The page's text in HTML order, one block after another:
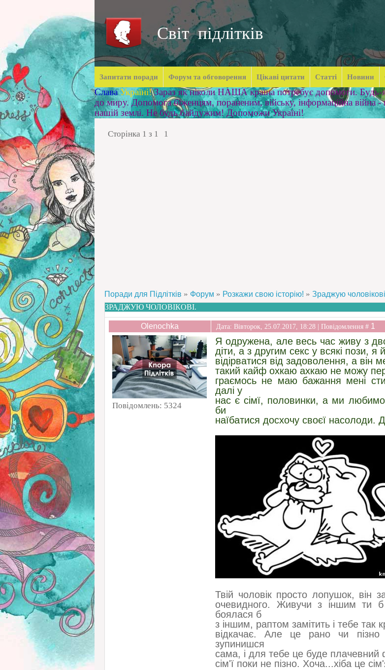
Світ підлітків
Запитати поради Форум та обговорення Цікаві цитати Статті Новини
Слава Україні! Зараз як ніколи НАША країна потребує допомоги. Будь-
до миру. Допомога біженцям, пораненим, війську, інформаційна війна
нашій землі. Не будь байдужим! Допоможи Україні!
Сторінка 1 з 1 1
Поради для Підлітків » Форум » Розкажи свою історію! » Зраджую
ЗРАДЖУЮ ЧОЛОВІКОВІ.
Olenochka Дата: Вівторок, 25.07.2017, 18:28 | Повідомлення # 1
Повідомлень: 5324
Я одружена, але весь час живу з
діти, а з другим секс у всякі пози,
відірватися від задоволення, а він
такий кайф охкаю ахкаю не можу
граємось не маю бажання мені
далі у
нас є сімї, половинки, а ми
би
наїбатися досхочу своєї насолоди.
Твій чоловік просто лопушок, він
очевидного. Живучи з іншим ти
боялася б
з іншим, раптом замітить і тебе так
відкачає. Але це рано чи
зупинишся
сама, і для тебе це буде плачевний
сім'ї поки не пізно. Хоча...хіба це